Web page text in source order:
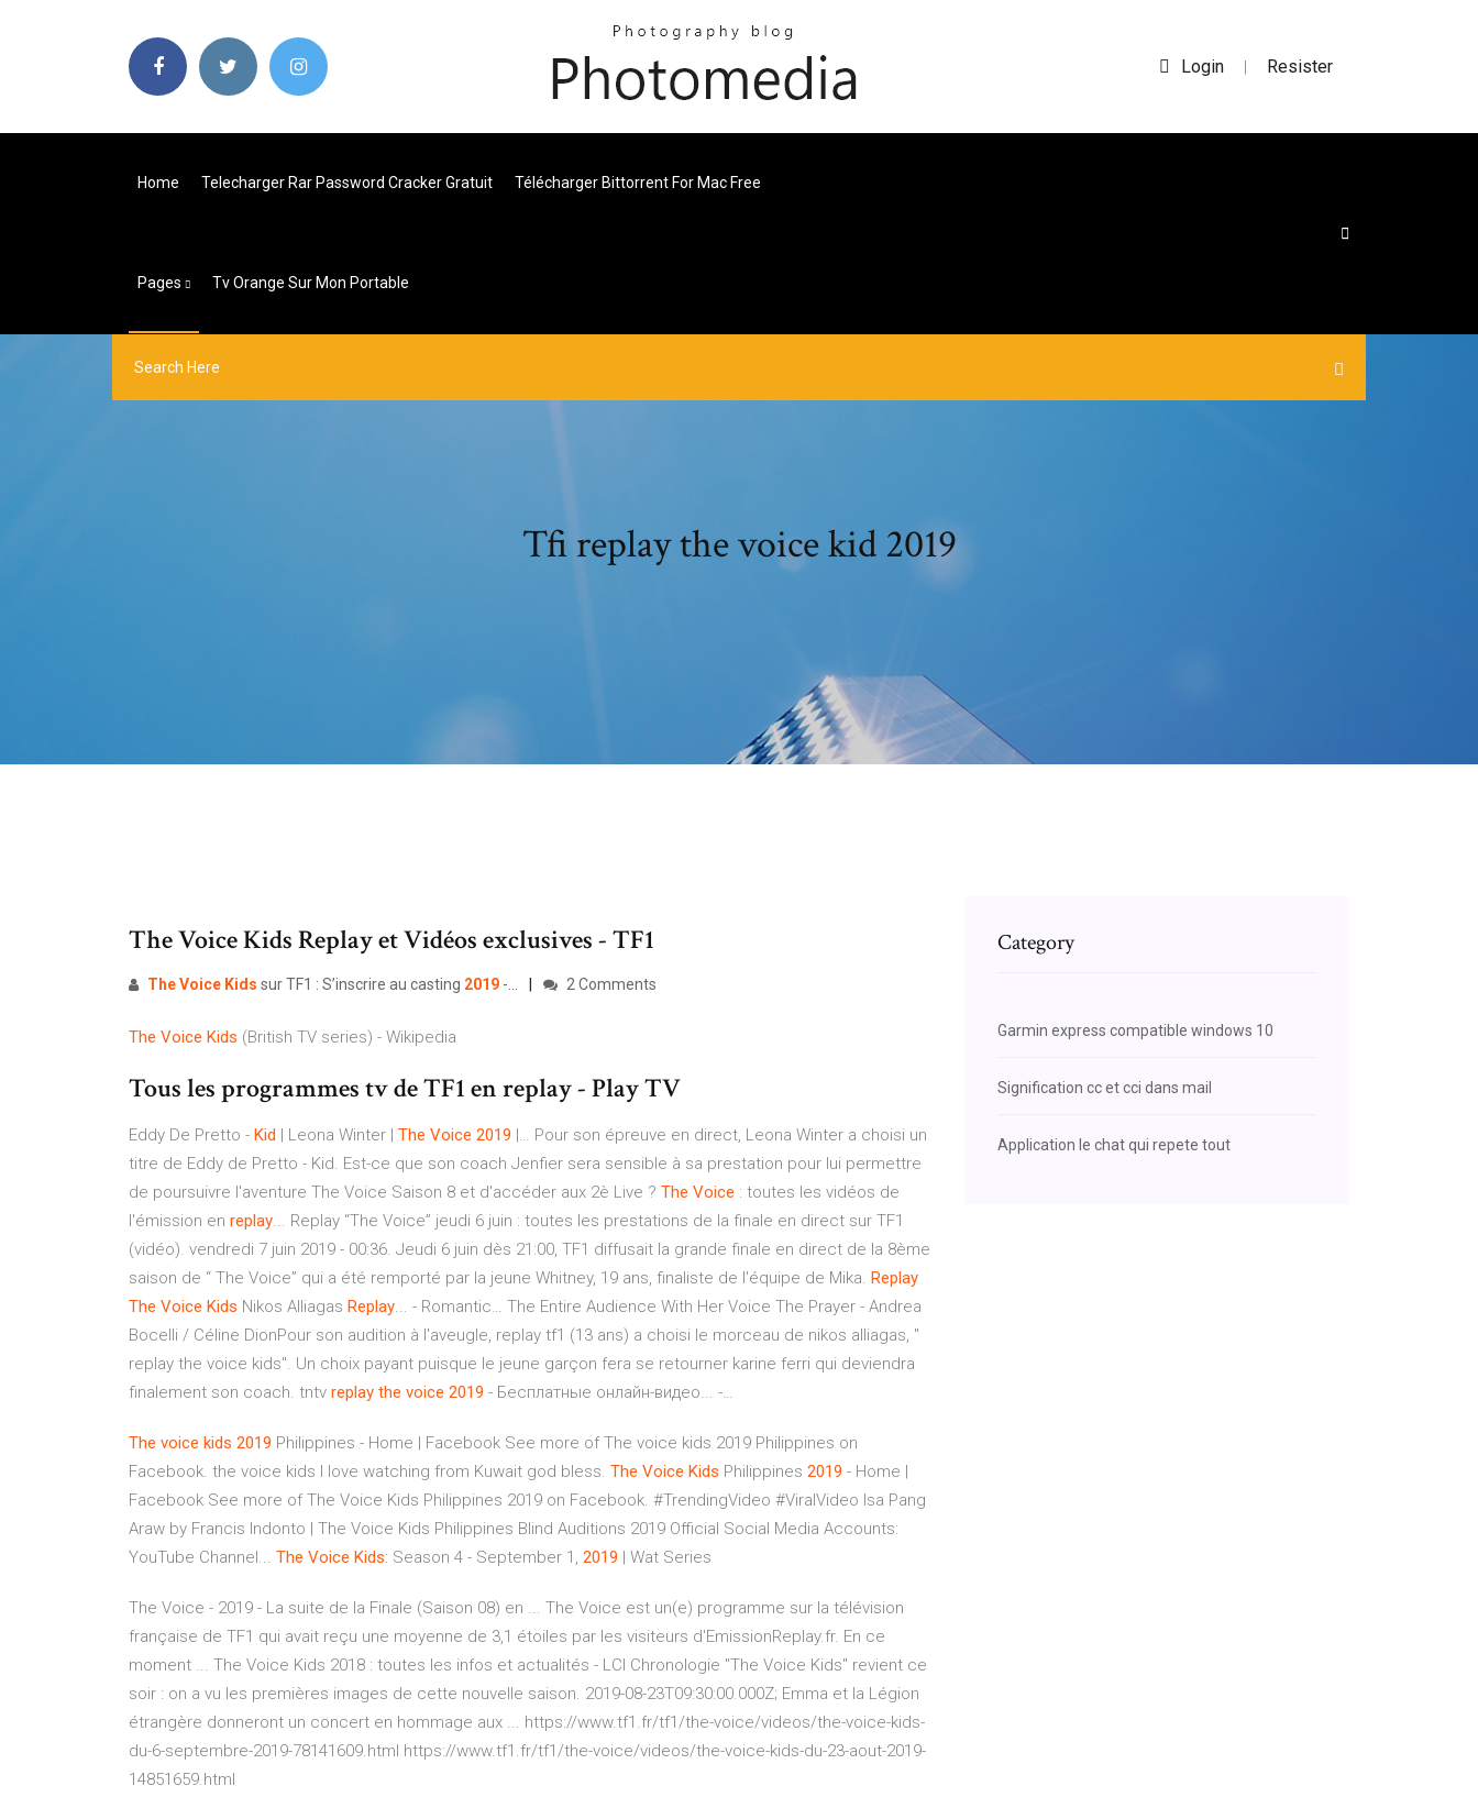
Login | Resister
Home Telecharger Rar Password Cracker Gratuit Télécharger Bittorrent For Mac Free
Pages Tv Orange Sur Mon Portable
Tfi replay the voice kid 2019
The Voice Kids Replay et Vidéos exclusives - TF1
TheVoice Kids sur TF1 : S’inscrire au casting 2019 -… 2 Comments
The Voice Kids (British TV series) - Wikipedia
Tous les programmes tv de TF1 en replay - Play TV
Eddy De Pretto - Kid | Leona Winter | The Voice 2019 |… Pour son épreuve en direct, Leona Winter a choisi un
titre de Eddy de Pretto - Kid. Est-ce que son coach Jenfier sera sensible à sa prestation pour lui permettre
de poursuivre l'aventure The Voice Saison 8 et d'accéder aux 2è Live ? The Voice : toutes les vidéos de
l'émission en replay... Replay “The Voice” jeudi 6 juin : toutes les prestations de la finale en direct sur TF1
(vidéo). vendredi 7 juin 2019 - 00:36. Jeudi 6 juin dès 21:00, TF1 diffusait la grande finale en direct de la 8ème
saison de “ The Voice” qui a été remporté par la jeune Whitney, 19 ans, finaliste de l'équipe de Mika. Replay
The Voice Kids Nikos Alliagas Replay... - Romantic… The Entire Audience With Her Voice The Prayer - Andrea
Bocelli / Céline DionPour son audition à l'aveugle, replay tf1 (13 ans) a choisi le morceau de nikos alliagas, "
replay the voice kids". Un choix payant puisque le jeune garçon fera se retourner karine ferri qui deviendra
finalement son coach. tntv replay the voice 2019 - Бесплатные онлайн-видео... -…
The voice kids 2019 Philippines - Home | Facebook See more of The voice kids 2019 Philippines on
Facebook. the voice kids I love watching from Kuwait god bless. The Voice Kids Philippines 2019 - Home |
Facebook See more of The Voice Kids Philippines 2019 on Facebook. #TrendingVideo #ViralVideo Isa Pang
Araw by Francis Indonto | The Voice Kids Philippines Blind Auditions 2019 Official Social Media Accounts:
YouTube Channel... The Voice Kids: Season 4 - September 1, 2019 | Wat Series
The Voice - 2019 - La suite de la Finale (Saison 08) en ... The Voice est un(e) programme sur la télévision
française de TF1 qui avait reçu une moyenne de 3,1 étoiles par les visiteurs d'EmissionReplay.fr. En ce
moment ... The Voice Kids 2018 : toutes les infos et actualités - LCI Chronologie "The Voice Kids" revient ce
soir : on a vu les premières images de cette nouvelle saison. 2019-08-23T09:30:00.000Z; Emma et la Légion
étrangère donneront un concert en hommage aux ... https://www.tf1.fr/tf1/the-voice/videos/the-voice-kids-
du-6-septembre-2019-78141609.html https://www.tf1.fr/tf1/the-voice/videos/the-voice-kids-du-23-aout-2019-
14851659.html
Category
Garmin express compatible windows 10
Signification cc et cci dans mail
Application le chat qui repete tout